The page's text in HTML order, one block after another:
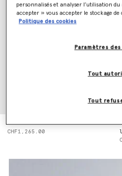
Robe a bordures volantees
CHF1,265.00
personnalisés et analyser l’utilisation
accepter » vous accepter le stockage
Politique des cookies
Paramètres
Tout
Tout